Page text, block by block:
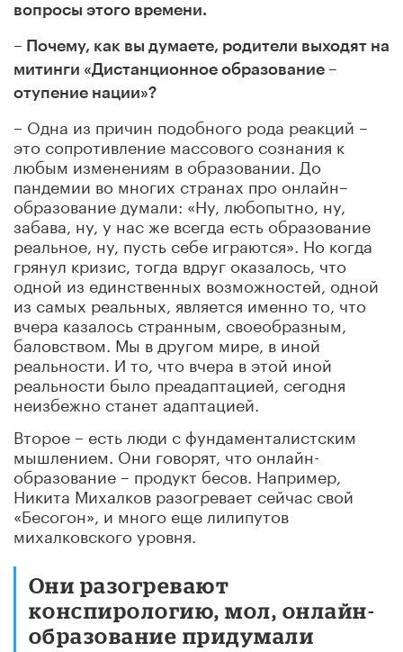
вопросы этого времени.
– Почему, как вы думаете, родители выходят на
митинги «Дистанционное образование –
отупение нации»?
– Одна из причин подобного рода реакций –
это сопротивление массового сознания к
любым изменениям в образовании. До
пандемии во многих странах про онлайн–
образование думали: «Ну, любопытно, ну,
забава, ну, у нас же всегда есть образование
реальное, ну, пусть себе играются». Но когда
грянул кризис, тогда вдруг оказалось, что
одной из единственных возможностей, одной
из самых реальных, является именно то, что
вчера казалось странным, своеобразным,
баловством. Мы в другом мире, в иной
реальности. И то, что вчера в этой иной
реальности было преадаптацией, сегодня
неизбежно станет адаптацией.
Второе – есть люди с фундаменталистским
мышлением. Они говорят, что онлайн-
образование – продукт бесов. Например,
Никита Михалков разогревает сейчас свой
«Бесогон», и много еще лилипутов
михалковского уровня.
Они разогревают
конспирологию, мол, онлайн-
образование придумали